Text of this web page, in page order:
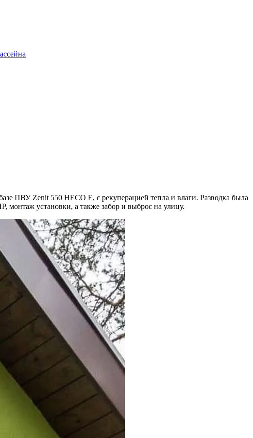
ПВУ Zenit 550 HECO E, с рекуперацией тепла и влаги. Разводка была
монтаж установки, а также забор и выброс на улицу.